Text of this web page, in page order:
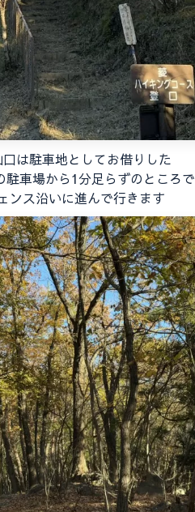
は駐車地としてお借りした
駐車場から1分足らずのところで
ンス沿いに進んで行きます